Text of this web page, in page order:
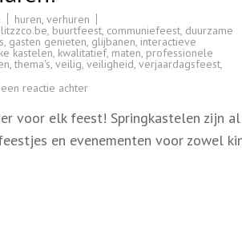
huren verhuren
, buurtfeest, communiefeest, duurzame
, gasten genieten, glijbanen, interactieve
kastelen, kwalitatief, maten, professionele
,thema's, veilig, veiligheid, verjaardagsfeest,
reactie achterop
ultieme
met
voor elk feest! Springkastelen zijn
en evenementen voor zowel